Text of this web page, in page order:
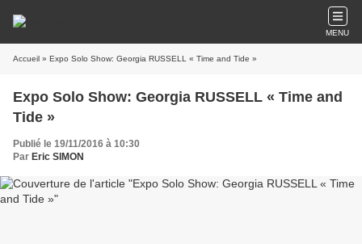
MENU
Accueil » Expo Solo Show: Georgia RUSSELL « Time and Tide »
Expo Solo Show: Georgia RUSSELL « Time and
Tide »
Publié le 19/11/2016 à 10:30
Par Eric SIMON